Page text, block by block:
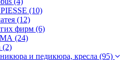
(10)
(12)
фирм (6)
(24)
(2)
и педикюра, кресла (95)